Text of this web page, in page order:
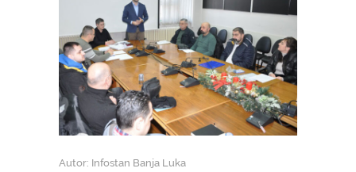
Autor: Infostan Banja Luka